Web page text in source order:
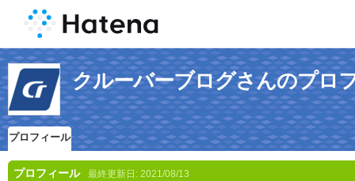
クルーバーブログさんのプロ
プロフィール
プロフィール 最終更新日: 2021/08/13